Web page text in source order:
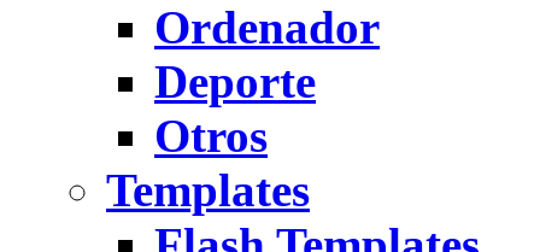
Ordenador
Deporte
Otros
Templates